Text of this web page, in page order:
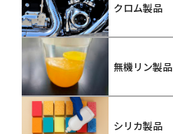
クロム製品
無機リン製品
シリカ製品